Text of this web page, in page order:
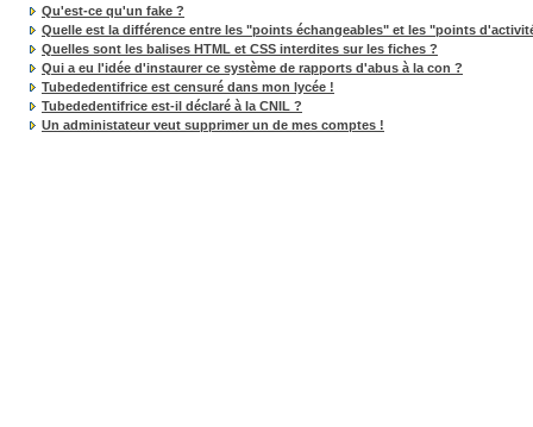
Qu'est-ce qu'un fake ?
Quelle est la différence entre les "points échangeables" et les "points
Quelles sont les balises HTML et CSS interdites sur les fiches ?
Qui a eu l'idée d'instaurer ce système de rapports d'abus à la con ?
Tubededentifrice est censuré dans mon lycée !
Tubededentifrice est-il déclaré à la CNIL ?
Un administateur veut supprimer un de mes comptes !